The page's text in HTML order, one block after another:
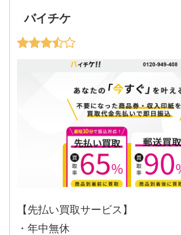
バイチケ
【先払い買取サービス】
・年中無休